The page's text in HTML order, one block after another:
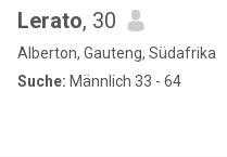
Lerato, 30
Alberton, Gauteng, Südafrika
Suche: Männlich 33 - 64